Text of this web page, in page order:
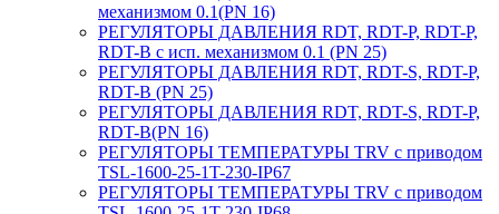
механизмом 0.1(PN 16)
РЕГУЛЯТОРЫ ДАВЛЕНИЯ RDT, RDT-P, RDT-P,
RDT-B с исп. механизмом 0.1 (PN 25)
РЕГУЛЯТОРЫ ДАВЛЕНИЯ RDT, RDT-S, RDT-P,
RDT-B (PN 25)
РЕГУЛЯТОРЫ ДАВЛЕНИЯ RDT, RDT-S, RDT-P,
RDT-B(PN 16)
РЕГУЛЯТОРЫ ТЕМПЕРАТУРЫ TRV с приводом
TSL-1600-25-1T-230-IP67
РЕГУЛЯТОРЫ ТЕМПЕРАТУРЫ TRV с приводом